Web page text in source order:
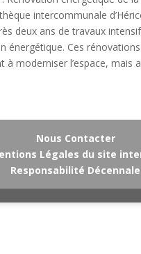
intercommunale
deux ans de travaux
énergétique. Ces
à moderniser l’espace, mais
Nous Contacter
Légales du site
Responsabilité Décennale